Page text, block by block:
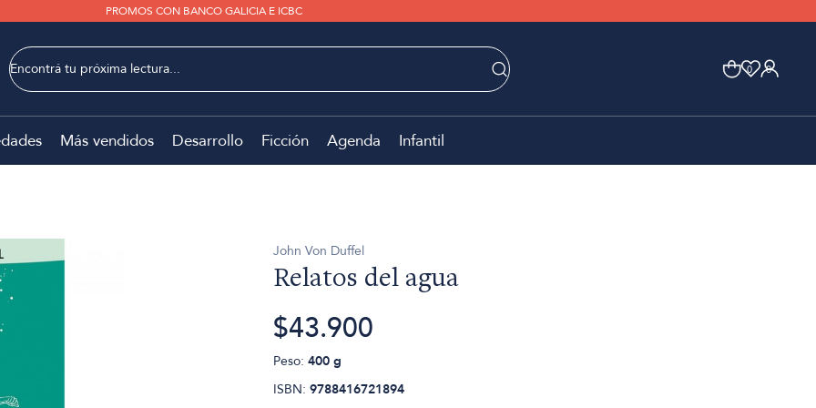
PROMOS CON BANCO GALICIA E ICBC
0 0
Más vendidos Desarrollo Ficción Agenda Infantil
John Von Duffel
Relatos del agua
$43.900
Peso: 400 g
ISBN: 9788416721894